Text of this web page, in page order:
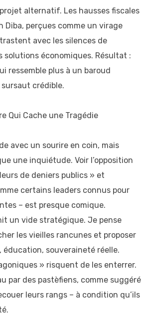
alternatif. Les hausses fiscales
Diba, perçues comme un virage
avec les silences de
solutions économiques. Résultat :
ressemble plus à un baroud
sursaut crédible.
Qui Cache une Tragédie
avec un sourire en coin, mais
une inquiétude. Voir l’opposition
de deniers publics » et
certains leaders connus pour
– est presque comique.
un vide stratégique. Je pense
les vieilles rancunes et proposer
éducation, souveraineté réelle.
» risquent de les enterrer.
par des pastèfiens, comme suggéré
leurs rangs – à condition qu’ils